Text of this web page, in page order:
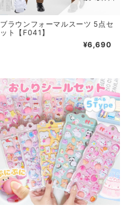
ブラウンフォーマルスーツ 5点セ
ット【F041】
¥6,690